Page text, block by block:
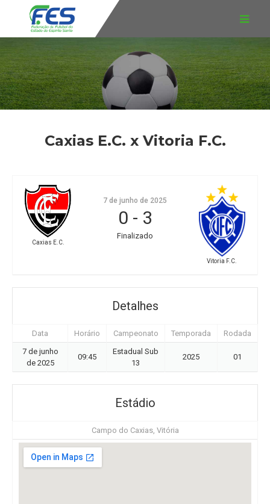
Caxias E.C. x Vitoria F.C.
Caxias E.C.
Vitoria F.C.
7 de junho de 2025
0 - 3
Finalizado
Detalhes
Data Horário Campeonato Temporada
Rodada
7 de junho
de 2025
09:45
Estadual Sub
13
2025 01
Estádio
Campo do Caxias, Vitória